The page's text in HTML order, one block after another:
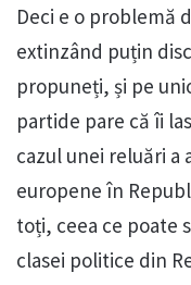
Deci e o problemă
extinzând puțin
propuneți, și pe
partide pare că îi
cazul unei reluări a
europene în
toți, ceea ce poate
clasei politice din